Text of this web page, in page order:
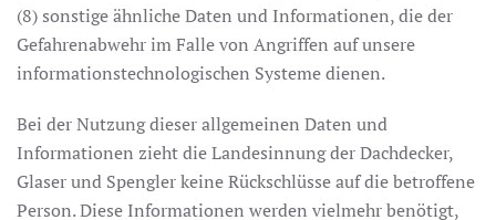
(8) sonstige ähnliche Daten und Informationen, die der
Gefahrenabwehr im Falle von Angriffen auf unsere
informationstechnologischen Systeme dienen.
Bei der Nutzung dieser allgemeinen Daten und
Informationen zieht die Landesinnung der Dachdecker,
Glaser und Spengler keine Rückschlüsse auf die betroffene
Person. Diese Informationen werden vielmehr benötigt,